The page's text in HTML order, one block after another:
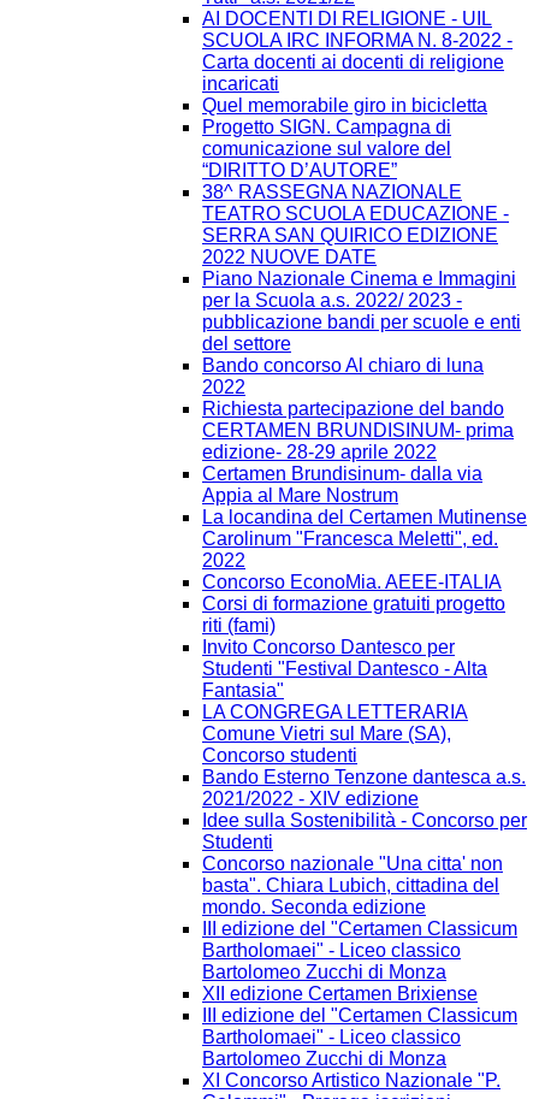
AI DOCENTI DI RELIGIONE - UIL
SCUOLA IRC INFORMA N. 8-2022 -
Carta docenti ai docenti di religione
incaricati
Quel memorabile giro in bicicletta
Progetto SIGN. Campagna di
comunicazione sul valore del
“DIRITTO D’AUTORE”
38^ RASSEGNA NAZIONALE
TEATRO SCUOLA EDUCAZIONE -
SERRA SAN QUIRICO EDIZIONE
2022 NUOVE DATE
Piano Nazionale Cinema e Immagini
per la Scuola a.s. 2022/ 2023 -
pubblicazione bandi per scuole e enti
del settore
Bando concorso Al chiaro di luna
2022
Richiesta partecipazione del bando
CERTAMEN BRUNDISINUM- prima
edizione- 28-29 aprile 2022
Certamen Brundisinum- dalla via
Appia al Mare Nostrum
La locandina del Certamen Mutinense
Carolinum "Francesca Meletti", ed.
2022
Concorso EconoMia. AEEE-ITALIA
Corsi di formazione gratuiti progetto
riti (fami)
Invito Concorso Dantesco per
Studenti "Festival Dantesco - Alta
Fantasia"
LA CONGREGA LETTERARIA
Comune Vietri sul Mare (SA),
Concorso studenti
Bando Esterno Tenzone dantesca a.s.
2021/2022 - XIV edizione
Idee sulla Sostenibilità - Concorso per
Studenti
Concorso nazionale "Una citta' non
basta". Chiara Lubich, cittadina del
mondo. Seconda edizione
III edizione del "Certamen Classicum
Bartholomaei" - Liceo classico
Bartolomeo Zucchi di Monza
XII edizione Certamen Brixiense
III edizione del "Certamen Classicum
Bartholomaei" - Liceo classico
Bartolomeo Zucchi di Monza
XI Concorso Artistico Nazionale "P.